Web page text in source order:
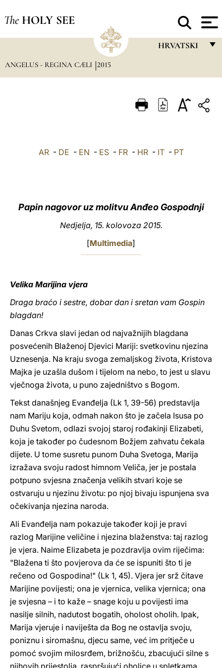
The HOLY SEE
HRVATSKI
ITALIANO
中文
ANGELUS - REGINA CÆLI 2015
AR- DE - EN - ES- FR- HR- IT- PT
Papin nagovor uz molitvu Anđeo Gospodnji
Nedjelja, 15. kolovoza 2015.
[Multimedia]
Velika Marijina vjera
Draga braćo i sestre, dobar dan i sretan vam Gospin
blagdan!
Danas Crkva slavi jedan od najvažnijih blagdana
posvećenih Blaženoj Djevici Mariji: svetkovinu njezina
Uznesenja. Na kraju svoga zemaljskog života, Kristova
Majka je uzašla dušom i tijelom na nebo, to jest u slavu
vječnoga života, u puno zajedništvo s Bogom.
Tekst današnjeg Evanđelja (Lk 1, 39-56) predstavlja
nam Mariju koja, odmah nakon što je začela Isusa po
Duhu Svetom, odlazi svojoj staroj rođakinji Elizabeti,
koja je također po čudesnom Božjem zahvatu čekala
dijete. U tome susretu punom Duha Svetoga, Marija
izražava svoju radost himnom Veliča, jer je postala
potpuno svjesna značenja velikih stvari koje se
ostvaruju u njezinu životu: po njoj bivaju ispunjena sva
očekivanja njezina naroda.
Ali Evanđelja nam pokazuje također koji je pravi
razlog Marijine veličine i njezina blaženstva: taj razlog
je vjera. Naime Elizabeta je pozdravlja ovim riječima:
"Blažena ti što povjerova da će se ispuniti što ti je
rečeno od Gospodina!" (Lk 1, 45). Vjera jer srž čitave
Marijine povijesti; ona je vjernica, velika vjernica; ona
je svjesna – i to kaže – snage koju u povijesti ima
nasilje silnih, nadutost bogatih, oholost oholih. Ipak,
Marija vjeruje i naviješta da Bog ne ostavlja svoju,
poniznu i siromašnu, djecu same, već im pritječe u
pomoć svojim milosrđem, brižnošću, zbacujući silne s
njihovih prijestolja, raspršujući oholice u spletkama